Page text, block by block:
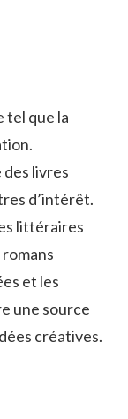
tel ‍que la
livres
⁢d’intérêt.
littéraires
et les
une ‍source
créatives.